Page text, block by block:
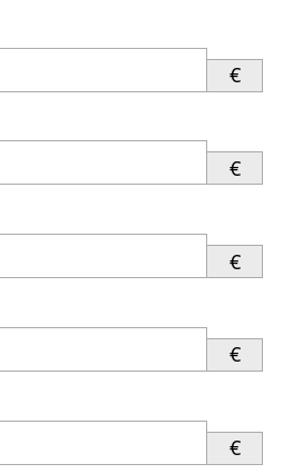
€
€
€
€
€